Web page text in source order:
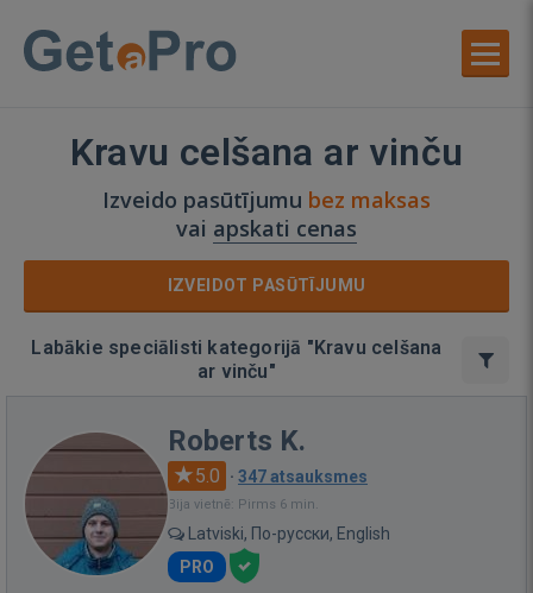
Kravu celšana ar vinču
Izveido pasūtījumu bez maksas
vai apskati cenas
IZVEIDOT PASŪTĪJUMU
Labākie speciālisti kategorijā "Kravu celšana
ar vinču"
Roberts K.
5.0 · 347 atsauksmes
Bija vietnē: Pirms 6 min.
Latviski, По-русски, English
PRO